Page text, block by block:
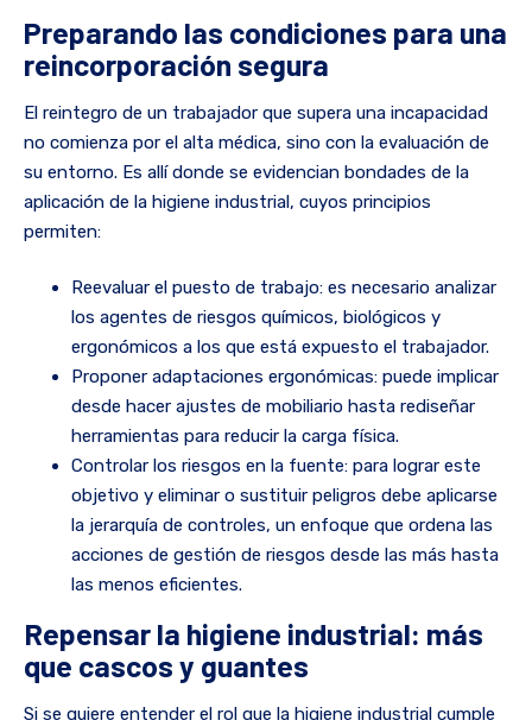
Preparando las condiciones para una
reincorporación segura
El reintegro de un trabajador que supera una incapacidad
no comienza por el alta médica, sino con la evaluación de
su entorno. Es allí donde se evidencian bondades de la
aplicación de la higiene industrial, cuyos principios
permiten:
Reevaluar el puesto de trabajo: es necesario analizar
los agentes de riesgos químicos, biológicos y
ergonómicos a los que está expuesto el trabajador.
Proponer adaptaciones ergonómicas: puede implicar
desde hacer ajustes de mobiliario hasta rediseñar
herramientas para reducir la carga física.
Controlar los riesgos en la fuente: para lograr este
objetivo y eliminar o sustituir peligros debe aplicarse
la jerarquía de controles, un enfoque que ordena las
acciones de gestión de riesgos desde las más hasta
las menos eficientes.
Repensar la higiene industrial: más
que cascos y guantes
Si se quiere entender el rol que la higiene industrial cumple